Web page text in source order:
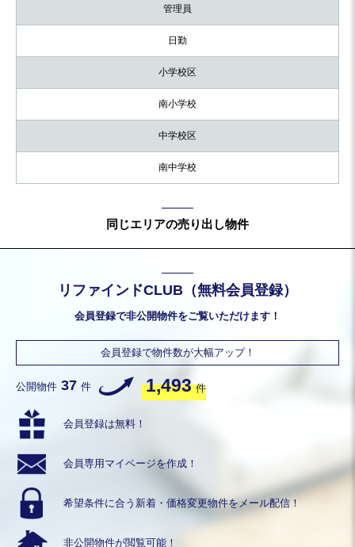
管理員
日勤
小学校区
南小学校
中学校区
南中学校
同じエリアの売り出し物件
リファインドCLUB（無料会員登録）
会員登録で非公開物件をご覧いただけます！
会員登録で物件数が大幅アップ！
公開物件 37 件 1,493 件
会員登録は無料！
会員専用マイページを作成！
希望条件に合う 新着・価格変更物件をメール配信！
非公開物件が閲覧可能！